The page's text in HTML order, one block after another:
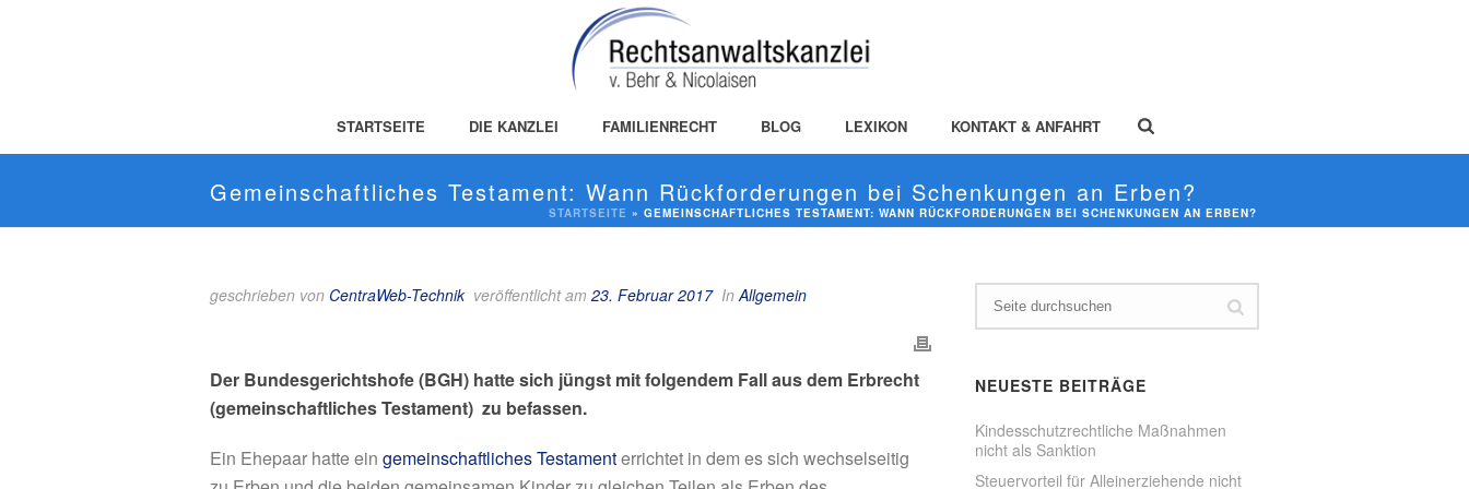
STARTSEITE DIE KANZLEI FAMILIENRECHT BLOG LEXIKON KONTAKT & ANFAHRT
Gemeinschaftliches Testament: Wann Rückforderungen bei Schenkungen an Erben?
STARTSEITE » GEMEINSCHAFTLICHES TESTAMENT: WANN RÜCKFORDERUNGEN BEI SCHENKUNGEN AN ERBEN?
geschrieben von CentraWeb-Technik veröffentlicht am 23. Februar 2017 InAllgemein
Der Bundesgerichtshofe (BGH) hatte sich jüngst mit folgendem Fall aus dem Erbrecht
(gemeinschaftliches Testament) zu befassen.
Ein Ehepaar hatte ein gemeinschaftliches Testamenterrichtet in dem es sich wechselseitig
NEUESTE BEITRÄGE
Kindesschutzrechtliche Maßnahmen
nicht als Sanktion
Steuervorteil für Alleinerziehende nicht